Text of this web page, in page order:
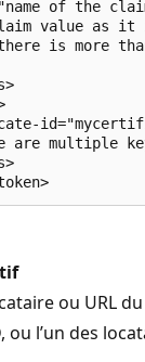
of the
value as
is more
are multiple
ou URL
ou l’un des